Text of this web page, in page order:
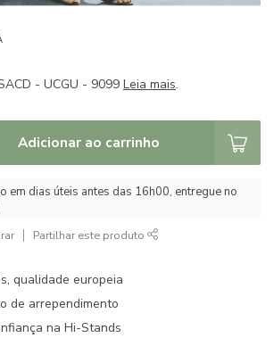
- UCGU - 9099 Leia mais.
Adicionar ao carrinho
em dias úteis antes das 16h00, entregue no
Partilhar este produto
qualidade europeia
de arrependimento
na Hi-Stands